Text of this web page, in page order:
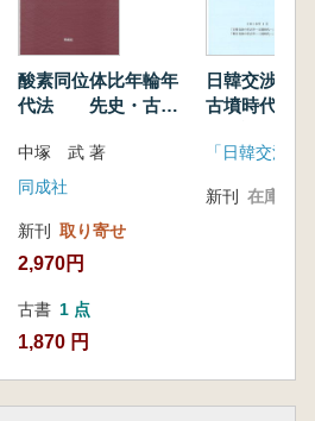
酸素同位体比年輪年
代法 先史・古代
中塚 武 著
同成社
新刊 取り寄せ
2,970円
古書 1 点
1,870 円
日韓交渉の
古墳時代(最
新刊 在庫なし